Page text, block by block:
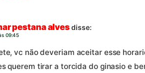
pestana alvesdisse:
09:45
vc não deveriam aceitar esse
querem tirar a torcida do ginasio e